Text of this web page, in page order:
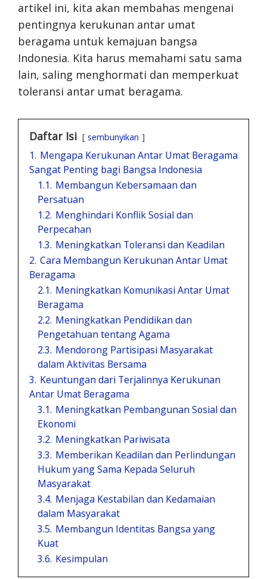
artikel ini, kita akan membahas mengenai
pentingnya kerukunan antar umat
beragama untuk kemajuan bangsa
Indonesia. Kita harus memahami satu sama
lain, saling menghormati dan memperkuat
toleransi antar umat beragama.
Daftar Isi sembunyikan
1. Mengapa Kerukunan Antar Umat Beragama
Sangat Penting bagi Bangsa Indonesia
1.1. Membangun Kebersamaan dan
Persatuan
1.2. Menghindari Konflik Sosial dan
Perpecahan
1.3. Meningkatkan Toleransi dan Keadilan
2. Cara Membangun Kerukunan Antar Umat
Beragama
2.1. Meningkatkan Komunikasi Antar Umat
Beragama
2.2. Meningkatkan Pendidikan dan
Pengetahuan tentang Agama
2.3. Mendorong Partisipasi Masyarakat
dalam Aktivitas Bersama
3. Keuntungan dari Terjalinnya Kerukunan
Antar Umat Beragama
3.1. Meningkatkan Pembangunan Sosial dan
Ekonomi
3.2. Meningkatkan Pariwisata
3.3. Memberikan Keadilan dan Perlindungan
Hukum yang Sama Kepada Seluruh
Masyarakat
3.4. Menjaga Kestabilan dan Kedamaian
dalam Masyarakat
3.5. Membangun Identitas Bangsa yang
Kuat
3.6. Kesimpulan